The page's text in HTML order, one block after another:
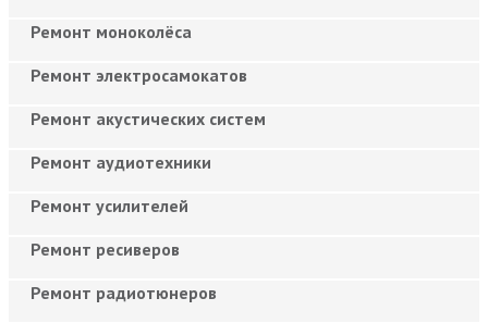
Ремонт моноколёса
Ремонт электросамокатов
Ремонт акустических систем
Ремонт аудиотехники
Ремонт усилителей
Ремонт ресиверов
Ремонт радиотюнеров